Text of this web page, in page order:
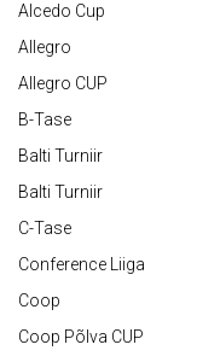
Alcedo Cup
Allegro
Allegro CUP
B-Tase
Balti Turniir
Balti Turniir
C-Tase
Conference Liiga
Coop
Coop Põlva CUP